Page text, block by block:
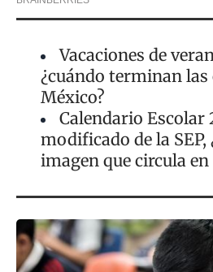
Vacaciones de
¿cuándo terminan las
México?
Calendario Escolar
modificado de la SEP,
imagen que circula en